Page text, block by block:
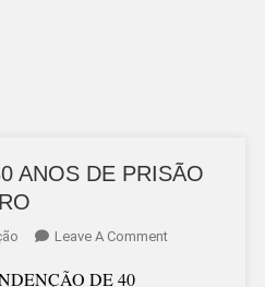
ANOS DE PRISÃO
Leave A CommentOn
DE 40